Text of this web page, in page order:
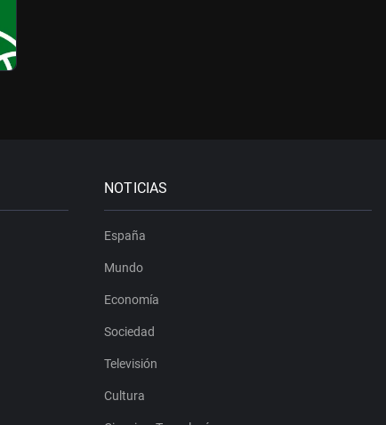
NOTICIAS
España
Mundo
Economía
Sociedad
Televisión
Cultura